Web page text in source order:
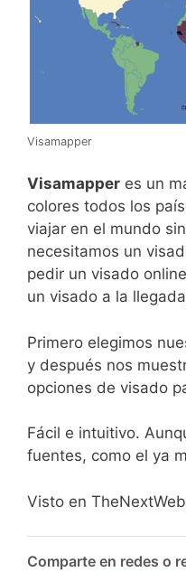
Visamapper
Visamapper es un
colores todos los
viajar en el mundo
necesitamos un
pedir un visado
un visado a la
Primero elegimos
y después nos
opciones de visado
Fácil e intuitivo.
fuentes, como el ya
Visto en
Comparte en redes o